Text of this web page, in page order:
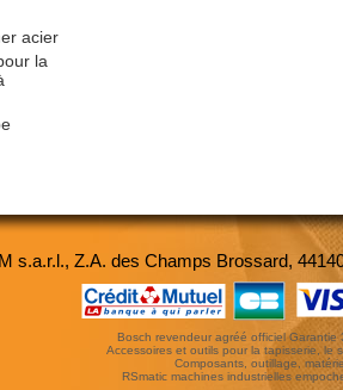
acier
la
s.a.r.l., Z.A. des Champs Brossard,
Bosch revendeur agréé officiel Garantie
Accessoires et outils pour la tapisserie, le
Composants, outillage,
RSmatic machines industrielles